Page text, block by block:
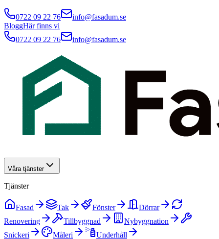
0722 09 22 76
info@fasadum.se
BloggHär finns vi
0722 09 22 76
info@fasadum.se
Våra tjänster
Tjänster
Fasad Tak Fönster
Dörrar
Renovering
Tillbyggnad
Nybyggnation
Snickeri
Måleri
Underhåll